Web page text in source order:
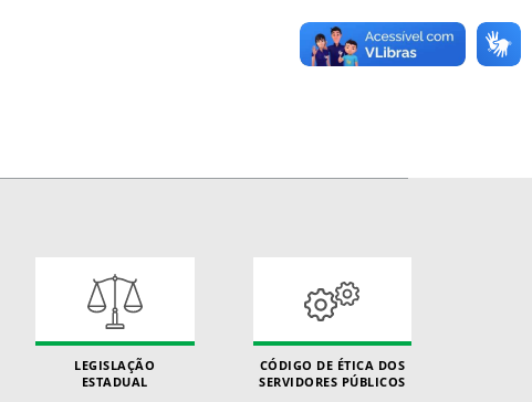
LEGISLAÇÃO
ESTADUAL
CÓDIGO DE ÉTICA DOS
SERVIDORES PÚBLICOS